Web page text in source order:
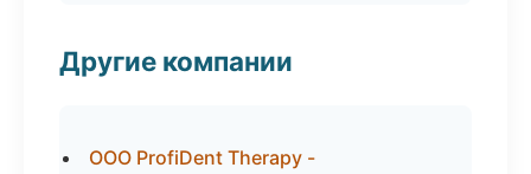
Другие компании
ООО ProfiDent Therapy -